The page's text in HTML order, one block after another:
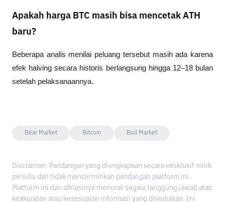
Apakah harga BTC masih bisa mencetak ATH
baru?
Beberapa analis menilai peluang tersebut masih ada karena
efek halving secara historis berlangsung hingga 12–18 bulan
setelah pelaksanaannya.
Bear Market Bitcoin Bull Market
Disclaimer: Pandangan yang diungkapkan secara eksklusif milik
penulis dan tidak mencerminkan pandangan platform ini.
Platform ini dan afiliasinya menolak segala tanggung jawab atas
keakuratan atau kesesuaian informasi yang disediakan. Ini